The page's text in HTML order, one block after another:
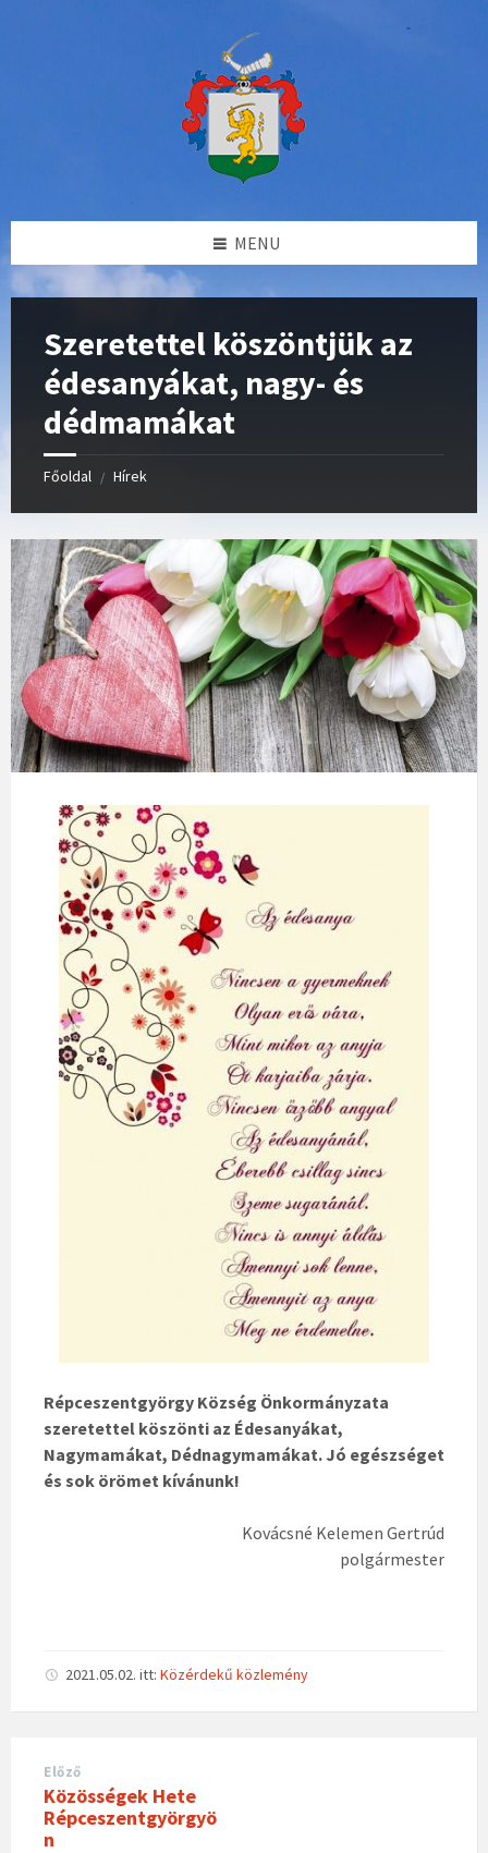
MENU
Szeretettel köszöntjük az
édesanyákat, nagy- és
dédmamákat
Főoldal / Hírek
Répceszentgyörgy Község Önkormányzata
szeretettel köszönti az Édesanyákat,
Nagymamákat, Dédnagymamákat. Jó egészséget
és sok örömet kívánunk!
Kovácsné Kelemen Gertrúd
polgármester
2021.05.02. itt: Közérdekű közlemény
Előző
Közösségek Hete
Répceszentgyörgyö
n